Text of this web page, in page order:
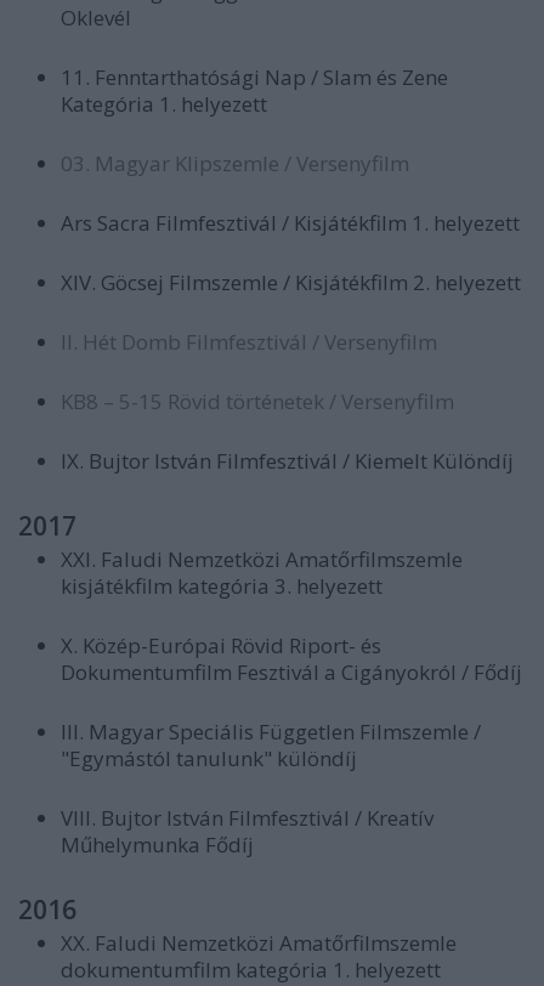
Oklevél
11. Fenntarthatósági Nap / Slam és Zene
Kategória 1. helyezett
03. Magyar Klipszemle / Versenyfilm
Ars Sacra Filmfesztivál / Kisjátékfilm 1. helyezett
XIV. Göcsej Filmszemle / Kisjátékfilm 2. helyezett
II. Hét Domb Filmfesztivál / Versenyfilm
‎KB8‎ – 5-15 Rövid történetek / Versenyfilm
IX. Bujtor István Filmfesztivál / Kiemelt Különdíj
2017
XXI. Faludi Nemzetközi Amatőrfilmszemle
kisjátékfilm kategória 3. helyezett
X. Közép-Európai Rövid Riport- és
Dokumentumfilm Fesztivál a Cigányokról / Fődíj
III. Magyar Speciális Független Filmszemle /
"Egymástól tanulunk" különdíj
VIII. Bujtor István Filmfesztivál / Kreatív
Műhelymunka Fődíj
2016
XX. Faludi Nemzetközi Amatőrfilmszemle
dokumentumfilm kategória 1. helyezett